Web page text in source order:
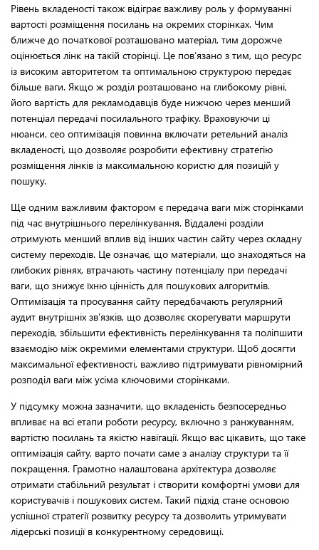
Рівень вкладеності також відіграє важливу роль у формуванні
вартості розміщення посилань на окремих сторінках. Чим
ближче до початкової розташовано матеріал, тим дорожче
оцінюється лінк на такій сторінці. Це пов’язано з тим, що ресурс
із високим авторитетом та оптимальною структурою передає
більше ваги. Якщо ж розділ розташовано на глибокому рівні,
його вартість для рекламодавців буде нижчою через менший
потенціал передачі посилального трафіку. Враховуючи ці
нюанси, сео оптимізація повинна включати ретельний аналіз
вкладеності, що дозволяє розробити ефективну стратегію
розміщення лінків із максимальною користю для позицій у
пошуку.
Ще одним важливим фактором є передача ваги між сторінками
під час внутрішнього перелінкування. Віддалені розділи
отримують менший вплив від інших частин сайту через складну
систему переходів. Це означає, що матеріали, що знаходяться на
глибоких рівнях, втрачають частину потенціалу при передачі
ваги, що знижує їхню цінність для пошукових алгоритмів.
Оптимізація та просування сайту передбачають регулярний
аудит внутрішніх зв’язків, що дозволяє скорегувати маршрути
переходів, збільшити ефективність перелінкування та поліпшити
взаємодію між окремими елементами структури. Щоб досягти
максимальної ефективності, важливо підтримувати рівномірний
розподіл ваги між усіма ключовими сторінками.
У підсумку можна зазначити, що вкладеність безпосередньо
впливає на всі етапи роботи ресурсу, включно з ранжуванням,
вартістю посилань та якістю навігації. Якщо вас цікавить, що таке
оптимізація сайту, варто почати саме з аналізу структури та її
покращення. Грамотно налаштована архітектура дозволяє
отримати стабільний результат і створити комфортні умови для
користувачів і пошукових систем. Такий підхід стане основою
успішної стратегії розвитку ресурсу та дозволить утримувати
лідерські позиції в конкурентному середовищі.